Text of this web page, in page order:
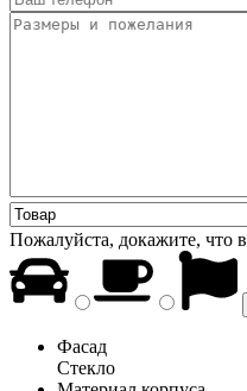
Пожалуйста, докажите, что
Фасад
Стекло